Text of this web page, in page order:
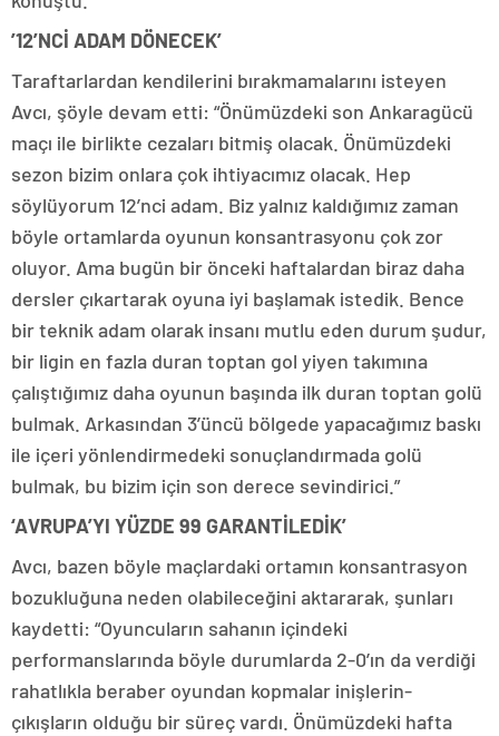
’12’NCİ ADAM DÖNECEK’
Taraftarlardan kendilerini bırakmamalarını isteyen
Avcı, şöyle devam etti: “Önümüzdeki son Ankaragücü
maçı ile birlikte cezaları bitmiş olacak. Önümüzdeki
sezon bizim onlara çok ihtiyacımız olacak. Hep
söylüyorum 12’nci adam. Biz yalnız kaldığımız zaman
böyle ortamlarda oyunun konsantrasyonu çok zor
oluyor. Ama bugün bir önceki haftalardan biraz daha
dersler çıkartarak oyuna iyi başlamak istedik. Bence
bir teknik adam olarak insanı mutlu eden durum şudur,
bir ligin en fazla duran toptan gol yiyen takımına
çalıştığımız daha oyunun başında ilk duran toptan golü
bulmak. Arkasından 3’üncü bölgede yapacağımız baskı
ile içeri yönlendirmedeki sonuçlandırmada golü
bulmak, bu bizim için son derece sevindirici.”
‘AVRUPA’YI YÜZDE 99 GARANTİLEDİK’
Avcı, bazen böyle maçlardaki ortamın konsantrasyon
bozukluğuna neden olabileceğini aktararak, şunları
kaydetti: “Oyuncuların sahanın içindeki
performanslarında böyle durumlarda 2-0’ın da verdiği
rahatlıkla beraber oyundan kopmalar inişlerin-
çıkışların olduğu bir süreç vardı. Önümüzdeki hafta